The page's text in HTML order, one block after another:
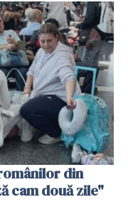
din
cam două zile"